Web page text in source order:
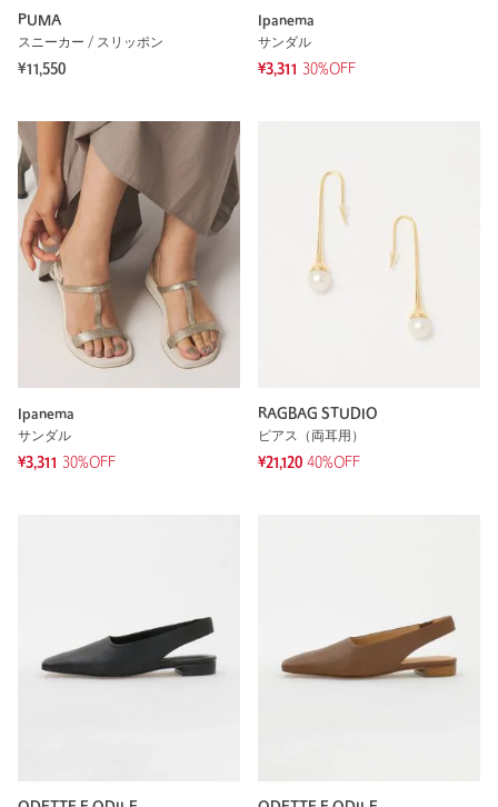
PUMA
スニーカー / スリッポン
¥11,550
Ipanema
サンダル
¥3,311 30%OFF
Ipanema
サンダル
¥3,311 30%OFF
RAGBAG STUDIO
ピアス（両耳用）
¥21,120 40%OFF